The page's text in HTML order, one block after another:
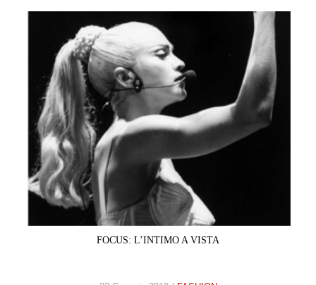
FOCUS: L’INTIMO A VISTA